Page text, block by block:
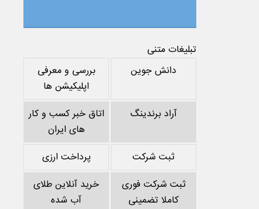
تبلیغات متنی
دانش جوین
بررسی و معرفی
اپلیکیشن ها
آراد برندینگ
اتاق خبر کسب و کار
های ایران
ثبت شرکت
پرداخت ارزی
ثبت شرکت فوری
کاملا تضمینی
خرید آنلاین طلای
آب شده